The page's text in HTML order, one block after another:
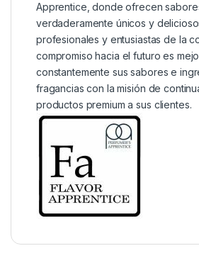
Apprentice, donde ofrecen
verdaderamente únicos y
profesionales y entusiastas de la
compromiso hacia el futuro es
constantemente sus sabores e
fragancias con la misión de
productos premium a sus clientes.